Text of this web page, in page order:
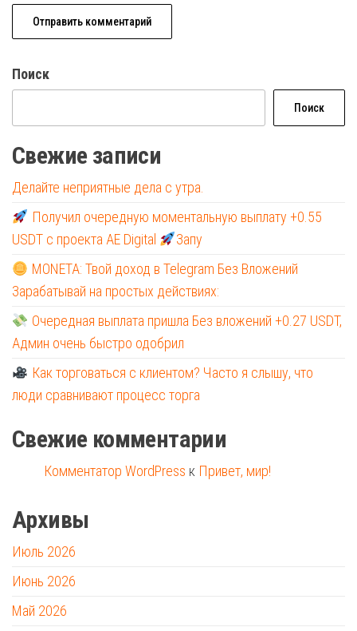
Поиск
Поиск
Свежие записи
Делайте неприятные дела с утра.
Получил очередную моментальную выплату +0.55
USDT с проекта AE Digital
Запу
MONETA: Твой доход в Telegram Без Вложений
Зарабатывай на простых действиях:
Очередная выплата пришла Без вложений +0.27 USDT,
Админ очень быстро одобрил
Как торговаться с клиентом? Часто я слышу, что
люди сравнивают процесс торга
Свежие комментарии
Комментатор WordPress к Привет, мир!
Архивы
Июль 2026
Июнь 2026
Май 2026